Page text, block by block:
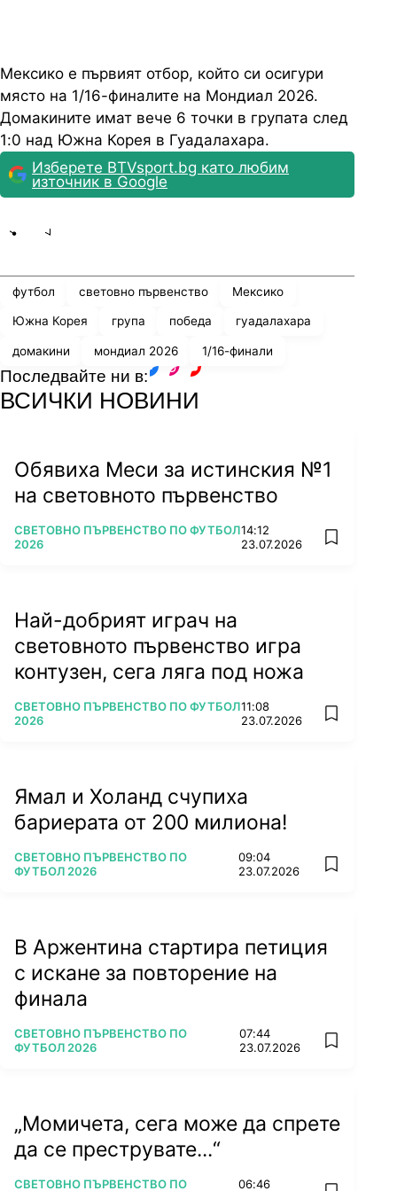
Мексико е първият отбор, който си осигури
място на 1/16-финалите на Мондиал 2026.
Домакините имат вече 6 точки в групата след
1:0 над Южна Корея в Гуадалахара.
Изберете BTVsport.bg като любим
източник в Google
футбол световно първенство Мексико
Южна Корея група победа гуадалахара
домакини мондиал 2026 1/16-финали
Последвайте ни в:
ВСИЧКИ НОВИНИ
Обявиха Меси за истинския №1
на световното първенство
ПОВЕЧЕ ОТ
СВЕТОВНО ПЪРВЕНСТВО ПО ФУТБОЛ
2026
14:12
23.07.2026
add
Най-добрият играч на
световното първенство игра
контузен, сега ляга под ножа
ПОВЕЧЕ ОТ
СВЕТОВНО ПЪРВЕНСТВО ПО ФУТБОЛ
2026
11:08
23.07.2026
add
Ямал и Холанд счупиха
бариерата от 200 милиона!
ПОВЕЧЕ ОТ
СВЕТОВНО ПЪРВЕНСТВО ПО
ФУТБОЛ 2026
09:04
23.07.2026
add
В Аржентина стартира петиция
с искане за повторение на
финала
ПОВЕЧЕ ОТ
СВЕТОВНО ПЪРВЕНСТВО ПО
ФУТБОЛ 2026
07:44
23.07.2026
add
„Момичета, сега може да спрете
да се преструвате...“
ПОВЕЧЕ ОТ
СВЕТОВНО ПЪРВЕНСТВО ПО
06:46